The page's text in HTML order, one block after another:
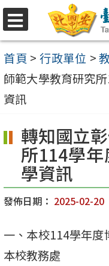
選
單
跳
至
主
要
內
區
首頁 > 行政單位 >
師範大學教育研究
資訊
轉知國立
所114學
學資訊
發佈日期： 2025-02-20
一、本校114學年
本校教務處